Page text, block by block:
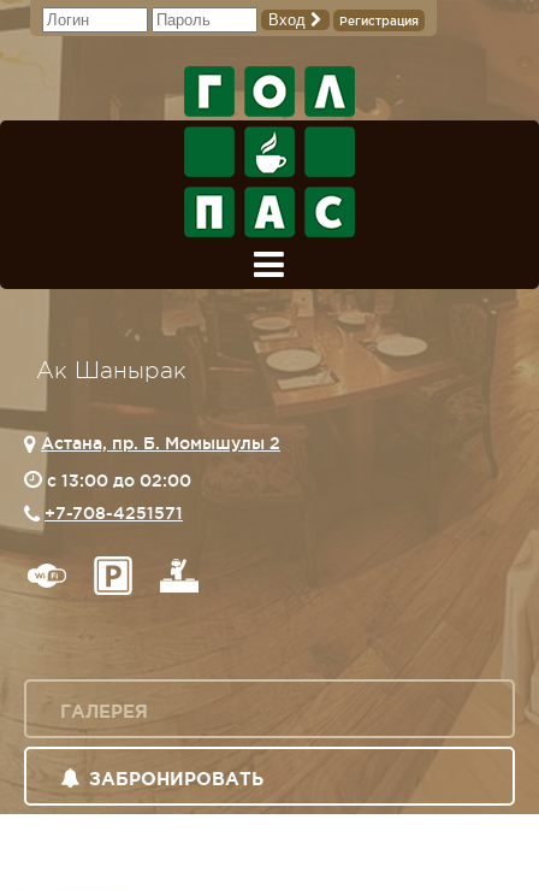
Вход Регистрация
Ак Шанырак
Астана, пр. Б. Момышулы 2
c 13:00 до 02:00
+7-708-4251571
ГАЛЕРЕЯ
ЗАБРОНИРОВАТЬ